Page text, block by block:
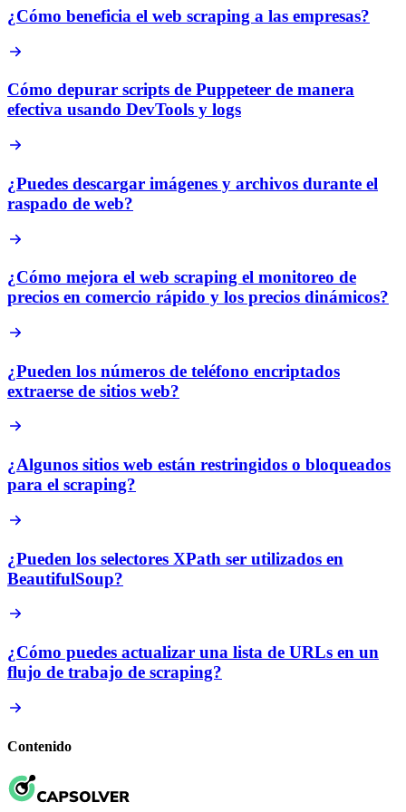
¿Cómo beneficia el web scraping a las empresas?
Cómo depurar scripts de Puppeteer de manera
efectiva usando DevTools y logs
¿Puedes descargar imágenes y archivos durante el
raspado de web?
¿Cómo mejora el web scraping el monitoreo de
precios en comercio rápido y los precios dinámicos?
¿Pueden los números de teléfono encriptados
extraerse de sitios web?
¿Algunos sitios web están restringidos o bloqueados
para el scraping?
¿Pueden los selectores XPath ser utilizados en
BeautifulSoup?
¿Cómo puedes actualizar una lista de URLs en un
flujo de trabajo de scraping?
Contenido